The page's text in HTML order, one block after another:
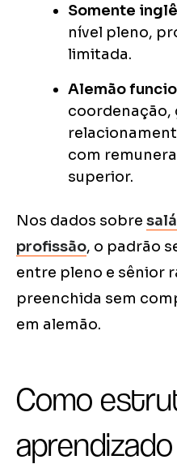
Somente
nível pleno,
limitada.
Alemão
coordenação,
com
superior.
Nos dados sobre
profissão, o padrão
entre pleno e sênior
preenchida sem
em alemão.
Como